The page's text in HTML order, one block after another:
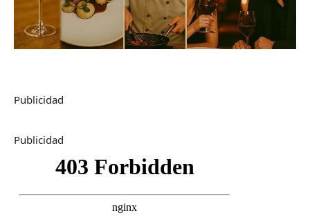
Publicidad
Publicidad